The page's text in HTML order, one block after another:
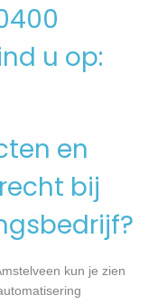
u op:
en
bij
kun je zien